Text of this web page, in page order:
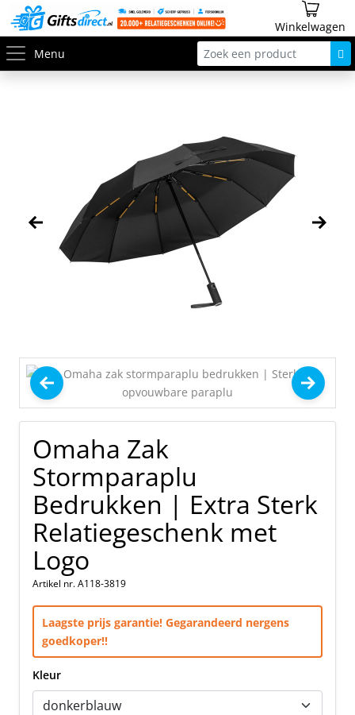
Winkelwagen
Menu
Omaha Zak
Stormparaplu
Bedrukken | Extra Sterk
Relatiegeschenk met
Logo
Artikel nr. A118-3819
Laagste prijs garantie! Gegarandeerd nergens
goedkoper!!
Kleur